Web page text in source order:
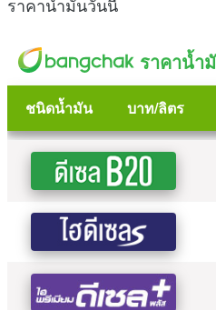
ราคาน้ำมันวันนี้